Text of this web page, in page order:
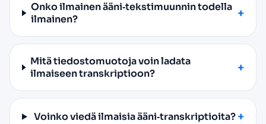
Onko ilmainen ääni‑tekstimuunnin todella
ilmainen?
Mitä tiedostomuotoja voin ladata
ilmaiseen transkriptioon?
Voinko viedä ilmaisia ääni‑transkriptioita?